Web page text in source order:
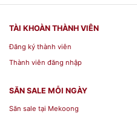
TÀI KHOÀN THÀNH VIÊN
Đăng ký thành viên
Thành viên đăng nhập
SĂN SALE MỖI NGÀY
Săn sale tại Mekoong